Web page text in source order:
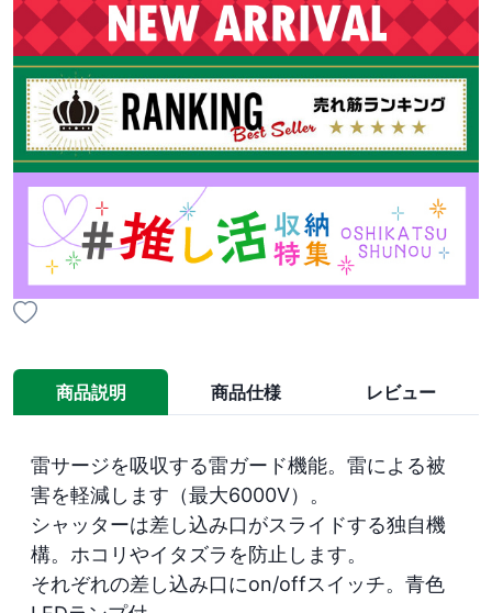
商品説明 商品仕様 レビュー
雷サージを吸収する雷ガード機能。雷による被
害を軽減します（最大6000V）。
シャッターは差し込み口がスライドする独自機
構。ホコリやイタズラを防止します。
それぞれの差し込み口にon/offスイッチ。青色